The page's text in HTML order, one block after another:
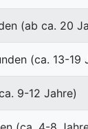
(ab ca. 20
(ca. 13-19
9-12 Jahre)